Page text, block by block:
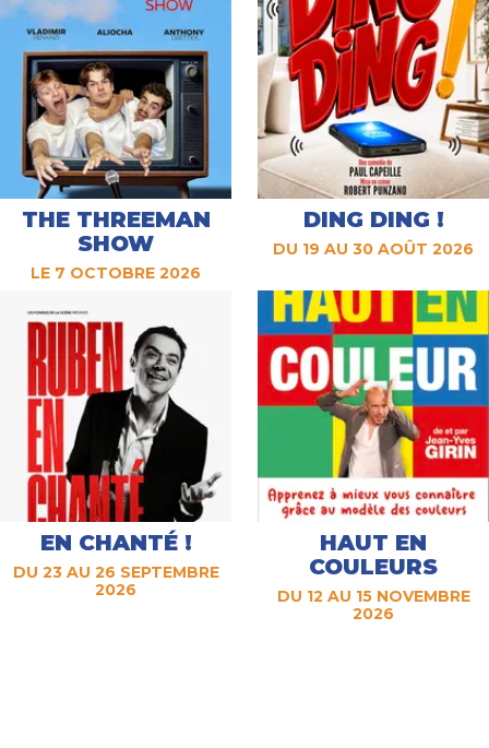
THE THREEMAN
SHOW
LE 7 OCTOBRE 2026
DING DING !
DU 19 AU 30 AOÛT 2026
EN CHANTÉ !
DU 23 AU 26 SEPTEMBRE
2026
HAUT EN
COULEURS
DU 12 AU 15 NOVEMBRE
2026